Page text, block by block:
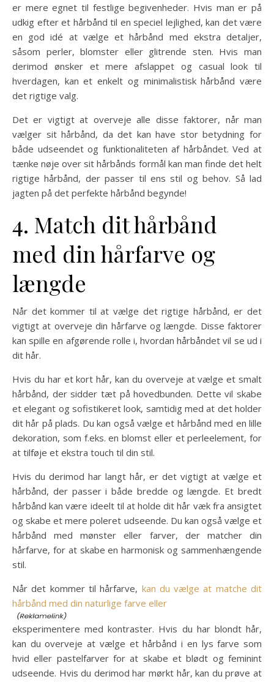
er mere egnet til festlige begivenheder. Hvis man er på
udkig efter et hårbånd til en speciel lejlighed, kan det være
en god idé at vælge et hårbånd med ekstra detaljer,
såsom perler, blomster eller glitrende sten. Hvis man
derimod ønsker et mere afslappet og casual look til
hverdagen, kan et enkelt og minimalistisk hårbånd være
det rigtige valg.
Det er vigtigt at overveje alle disse faktorer, når man
vælger sit hårbånd, da det kan have stor betydning for
både udseendet og funktionaliteten af hårbåndet. Ved at
tænke nøje over sit hårbånds formål kan man finde det helt
rigtige hårbånd, der passer til ens stil og behov. Så lad
jagten på det perfekte hårbånd begynde!
4. Match dit hårbånd
med din hårfarve og
længde
Når det kommer til at vælge det rigtige hårbånd, er det
vigtigt at overveje din hårfarve og længde. Disse faktorer
kan spille en afgørende rolle i, hvordan hårbåndet vil se ud i
dit hår.
Hvis du har et kort hår, kan du overveje at vælge et smalt
hårbånd, der sidder tæt på hovedbunden. Dette vil skabe
et elegant og sofistikeret look, samtidig med at det holder
dit hår på plads. Du kan også vælge et hårbånd med en lille
dekoration, som f.eks. en blomst eller et perleelement, for
at tilføje et ekstra touch til din stil.
Hvis du derimod har langt hår, er det vigtigt at vælge et
hårbånd, der passer i både bredde og længde. Et bredt
hårbånd kan være ideelt til at holde dit hår væk fra ansigtet
og skabe et mere poleret udseende. Du kan også vælge et
hårbånd med mønster eller farver, der matcher din
hårfarve, for at skabe en harmonisk og sammenhængende
stil.
Når det kommer til hårfarve, kan du vælge at matche dit
hårbånd med din naturlige farve eller
eksperimentere med kontraster. Hvis du har blondt hår,
kan du overveje at vælge et hårbånd i en lys farve som
hvid eller pastelfarver for at skabe et blødt og feminint
udseende. Hvis du derimod har mørkt hår, kan du prøve at